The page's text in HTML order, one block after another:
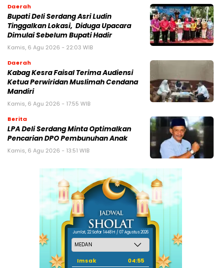
Daerah
Bupati Deli Serdang Asri Ludin
Tinggalkan Lokasi, Diduga Upacara
Dimulai Sebelum Bupati Hadir
Kamis, 6 Agu 2026 - 22:03 WIB
Daerah
Kabag Kesra Faisal Terima Audiensi
Ketua Perwiridan Muslimah Cendana
Mandiri
Kamis, 6 Agu 2026 - 17:55 WIB
Berita
LPA Deli Serdang Minta Optimalkan
Pencarian DPO Pembunuhan Anak
Kamis, 6 Agu 2026 - 13:51 WIB
Jum'at, 22 Safar 1448 H / 07 Agustus 2026
Imsak
04:55